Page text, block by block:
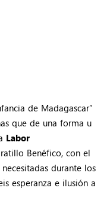
de Madagascar”
que de una forma u
Labor
Benéfico, con el
durante los
esperanza e ilusión a